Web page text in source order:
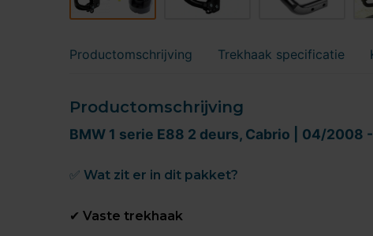
Productomschrijving Trekhaak specificatie
Productomschrijving
BMW 1 serie E88 2 deurs, Cabrio | 04/
✅ Wat zit er in dit pakket?
✔ Vaste trekhaak